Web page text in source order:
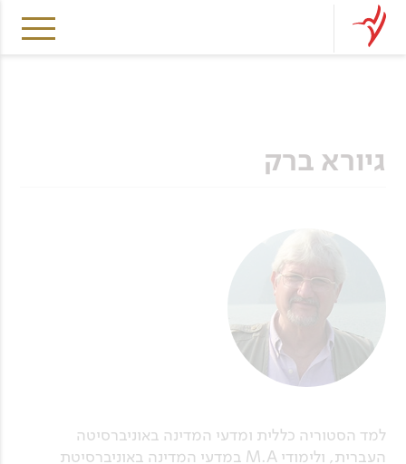
גיורא ברק
למד הסטוריה כללית ומדעי המדינה באוניברסיטה
העברית, ולימודי M.A במדעי המדינה באוניברסיטת